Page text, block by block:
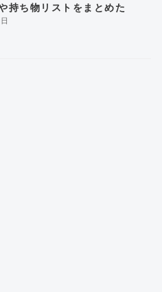
持ち物リストをまとめた